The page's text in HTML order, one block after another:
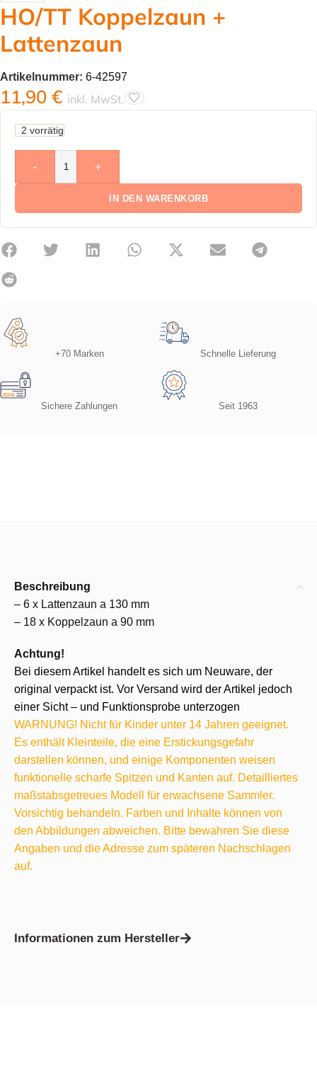
HO/TT Koppelzaun +
Lattenzaun
Artikelnummer: 6-42597
11,90 € inkl. MwSt.
2 vorrätig
- +
IN DEN WARENKORB
+70 Marken Schnelle Lieferung
Sichere Zahlungen Seit 1963
Beschreibung
– 6 x Lattenzaun a 130 mm
– 18 x Koppelzaun a 90 mm
Achtung!
Bei diesem Artikel handelt es sich um Neuware, der
original verpackt ist. Vor Versand wird der Artikel jedoch
einer Sicht – und Funktionsprobe unterzogen
WARNUNG! Nicht für Kinder unter 14 Jahren geeignet.
Es enthält Kleinteile, die eine Erstickungsgefahr
darstellen können, und einige Komponenten weisen
funktionelle scharfe Spitzen und Kanten auf. Detailliertes
maßstabsgetreues Modell für erwachsene Sammler.
Vorsichtig behandeln. Farben und Inhalte können von
den Abbildungen abweichen. Bitte bewahren Sie diese
Angaben und die Adresse zum späteren Nachschlagen
auf.
Informationen zum Hersteller